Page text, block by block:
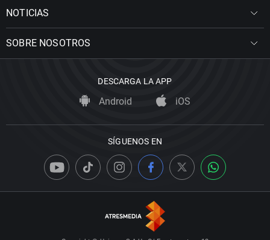
NOTICIAS
SOBRE NOSOTROS
DESCARGA LA APP
Android iOS
SÍGUENOS EN